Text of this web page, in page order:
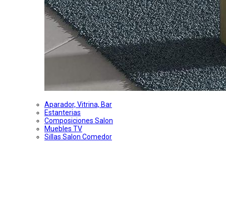
Aparador, Vitrina, Bar
Estanterias
Composiciones Salon
Muebles TV
Sillas Salon Comedor